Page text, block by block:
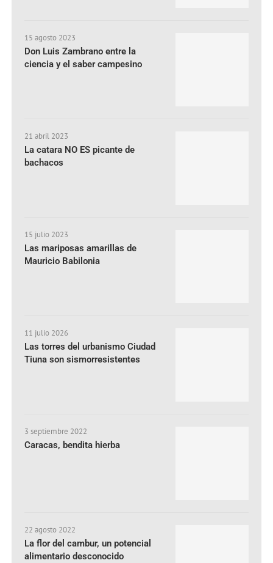
15 agosto 2023
Don Luis Zambrano entre la
ciencia y el saber campesino
21 abril 2023
La catara NO ES picante de
bachacos
15 julio 2023
Las mariposas amarillas de
Mauricio Babilonia
11 julio 2026
Las torres del urbanismo Ciudad
Tiuna son sismorresistentes
3 septiembre 2022
Caracas, bendita hierba
22 agosto 2022
La flor del cambur, un potencial
alimentario desconocido